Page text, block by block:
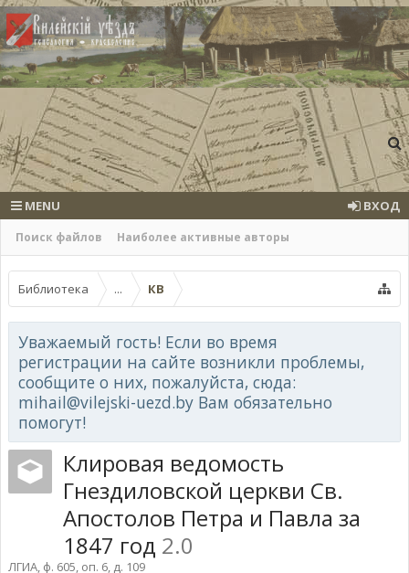
Поиск файлов Наиболее активные авторы
MENU ВХОД
Библиотека ... КВ
Уважаемый гость! Если во время
регистрации на сайте возникли проблемы,
сообщите о них, пожалуйста, сюда:
mihail@vilejski-uezd.by Вам обязательно
помогут!
Клировая ведомость
Гнездиловской церкви Св.
Апостолов Петра и Павла за
1847 год 2.0
ЛГИА, ф. 605, оп. 6, д. 109